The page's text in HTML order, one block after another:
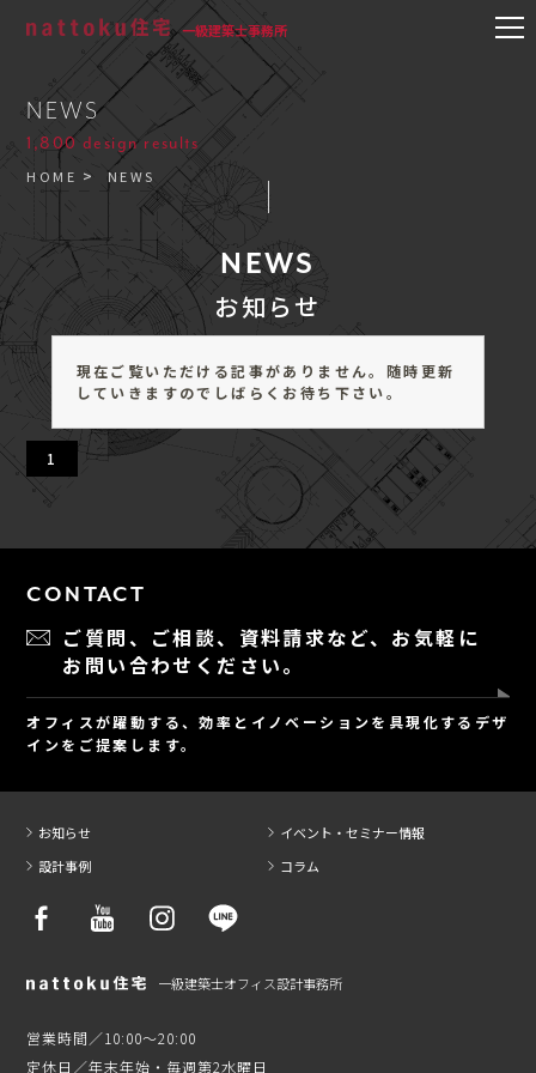
一級建築士事務所
NEWS
1,800 design results
HOME NEWS
NEWS
お知らせ
現在ご覧いただける記事がありません。随時更新
していきますのでしばらくお待ち下さい。
1
CONTACT
ご質問、ご相談、資料請求など、 お気軽に
お問い合わせください。
オフィスが躍動する、効率とイノベーションを具現化するデザ
インをご提案します。
お知らせ
イベント・セミナー情報
設計事例
コラム
一級建築士オフィス設計事務所
営業時間／10:00～20:00
定休日／年末年始・毎週第2水曜日